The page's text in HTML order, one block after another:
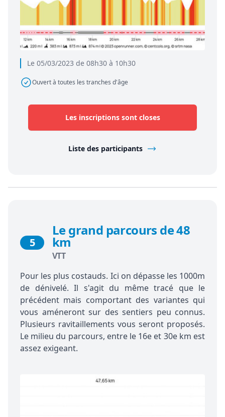
Le 05/03/2023 de 08h30 à 10h30
Ouvert à toutes les tranches d'âge
Les inscriptions sont closes
Liste des participants
5
Le grand parcours de 48
km
VTT
Pour les plus costauds. Ici on dépasse les 1000m
de dénivelé. Il s'agit du même tracé que le
précédent mais comportant des variantes qui
vous améneront sur des sentiers peu connus.
Plusieurs ravitaillements vous seront proposés.
Le milieu du parcours, entre le 16e et 30e km est
assez exigeant.